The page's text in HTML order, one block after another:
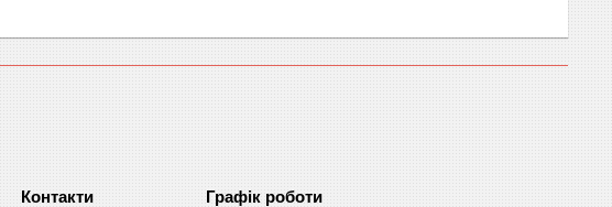
Графік роботи